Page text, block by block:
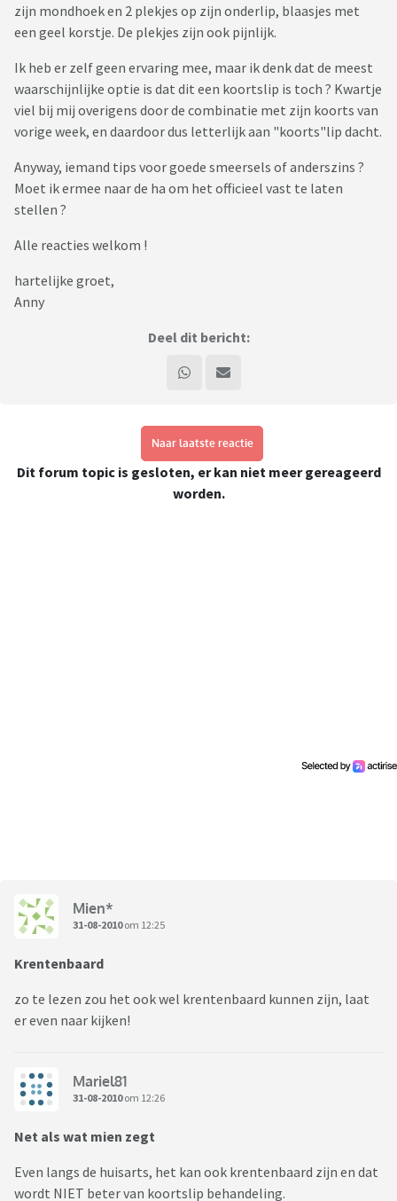
zijn mondhoek en 2 plekjes op zijn onderlip, blaasjes met
een geel korstje. De plekjes zijn ook pijnlijk.
Ik heb er zelf geen ervaring mee, maar ik denk dat de meest
waarschijnlijke optie is dat dit een koortslip is toch ? Kwartje
viel bij mij overigens door de combinatie met zijn koorts van
vorige week, en daardoor dus letterlijk aan "koorts"lip dacht.
Anyway, iemand tips voor goede smeersels of anderszins ?
Moet ik ermee naar de ha om het officieel vast te laten
stellen ?
Alle reacties welkom !
hartelijke groet,
Anny
Deel dit bericht:
Naar laatste reactie
Dit forum topic is gesloten, er kan niet meer gereageerd
worden.
Mien*
31-08-2010om 12:25
Krentenbaard
zo te lezen zou het ook wel krentenbaard kunnen zijn, laat
er even naar kijken!
Mariel81
31-08-2010om 12:26
Net als wat mien zegt
Even langs de huisarts, het kan ook krentenbaard zijn en dat
wordt NIET beter van koortslip behandeling.